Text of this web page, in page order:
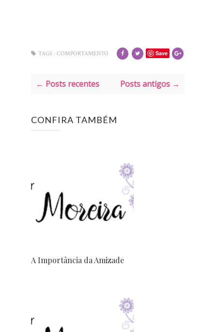
Save
TAGS : COMPORTAMENTO
← Posts recentes Posts antigos →
CONFIRA TAMBÉM
A Importância da Amizade